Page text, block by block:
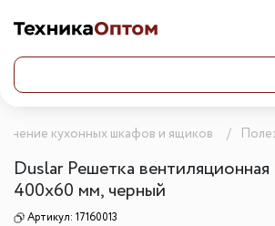
кухонных шкафов и ящиков
Duslar Решетка
400х60 мм, черный
Артикул: 17160013